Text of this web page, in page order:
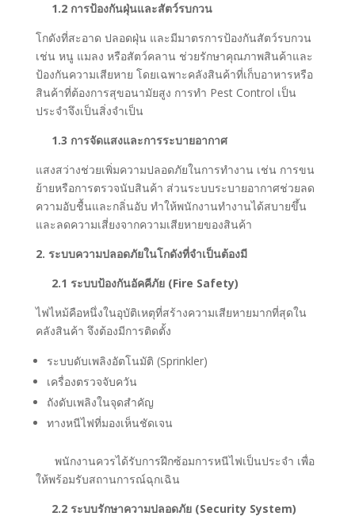
1.2 การป้องกันฝุ่นและสัตว์รบกวน
โกดังที่สะอาด ปลอดฝุ่น และมีมาตรการป้องกันสัตว์รบกวน
เช่น หนู แมลง หรือสัตว์คลาน ช่วยรักษาคุณภาพสินค้าและ
ป้องกันความเสียหาย โดยเฉพาะคลังสินค้าที่เก็บอาหารหรือ
สินค้าที่ต้องการสุขอนามัยสูง การทำ Pest Control เป็น
ประจำจึงเป็นสิ่งจำเป็น
1.3 การจัดแสงและการระบายอากาศ
แสงสว่างช่วยเพิ่มความปลอดภัยในการทำงาน เช่น การขน
ย้ายหรือการตรวจนับสินค้า ส่วนระบบระบายอากาศช่วยลด
ความอับชื้นและกลิ่นอับ ทำให้พนักงานทำงานได้สบายขึ้น
และลดความเสี่ยงจากความเสียหายของสินค้า
2. ระบบความปลอดภัยในโกดังที่จำเป็นต้องมี
2.1 ระบบป้องกันอัคคีภัย (Fire Safety)
ไฟไหม้คือหนึ่งในอุบัติเหตุที่สร้างความเสียหายมากที่สุดใน
คลังสินค้า จึงต้องมีการติดตั้ง
ระบบดับเพลิงอัตโนมัติ (Sprinkler)
เครื่องตรวจจับควัน
ถังดับเพลิงในจุดสำคัญ
ทางหนีไฟที่มองเห็นชัดเจน
พนักงานควรได้รับการฝึกซ้อมการหนีไฟเป็นประจำ เพื่อ
ให้พร้อมรับสถานการณ์ฉุกเฉิน
2.2 ระบบรักษาความปลอดภัย (Security System)